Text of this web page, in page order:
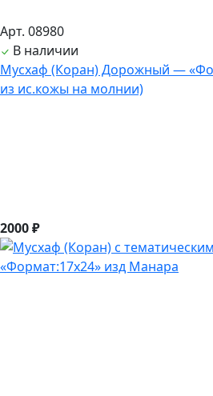
Арт. 08980
В наличии
Мусхаф (Коран) Дорожный —
из ис.кожы на молнии)
2000 ₽